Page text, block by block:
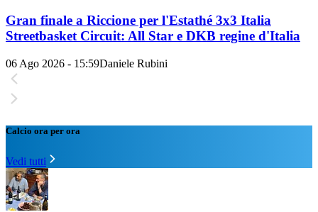
Gran finale a Riccione per l'Estathé 3x3 Italia
Streetbasket Circuit: All Star e DKB regine d'Italia
06 Ago 2026 - 15:59Daniele Rubini
Calcio ora per ora
Vedi tutti